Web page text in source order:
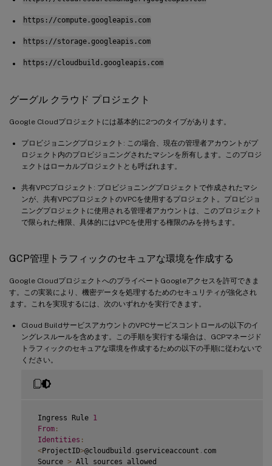
https://compute.googleapis.com
https://storage.googleapis.com
https://cloudbuild.googleapis.com
グーグル クラウド プロジェクト
Google Cloudプロジェクトには基本的に2つのタイプがあります。
プロビジョニングプロジェクト: この場合、現在の管理者アカウントがプ
ロジェクト内のプロビジョニングされたマシンを所有します。このプロジ
ェクトはローカルプロジェクトとも呼ばれます。
共有VPCプロジェクト: プロビジョニングプロジェクトで作成されたマシ
ンが、共有VPCプロジェクトのVPCを使用するプロジェクト。プロビジョ
ニングプロジェクトに使用される管理者アカウントは、このプロジェクト
で限られた権限、具体的にはVPCを使用する権限のみを持ちます。
GCP管理トラフィックのセキュアな環境を作成する
Google CloudプロジェクトへのプライベートGoogleアクセスを許可できま
す。この実装により、機密データを処理するためのセキュリティが強化され
ます。これを実現するには、次のいずれかを実行できます。
Cloud BuildサービスアカウントのVPCサービスコントロールの以下のイ
ングレスルールを含めます。この手順を実行する場合は、GCPマネージド
トラフィックのセキュアな環境を作成するための以下の手順に従わないで
ください。
Ingress Rule 1
From :
Identities :
<ProjectID>@cloudbuild . gserviceaccount . com
Source > All sources allowed